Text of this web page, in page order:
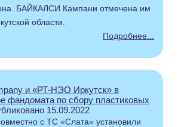
БАЙКАЛСИ Кампани отмечена им
области.
Подробнее...
и «РТ-НЭО Иркутск» в
фандомата по сбору пластиковых
15.09.2022
с ТС «Слата» установили